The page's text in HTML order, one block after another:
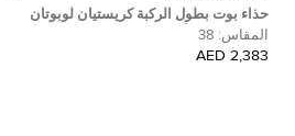
حذاء بوت بطول الركبة كريستيان لوبوتان
فيرما سويدي أسود مقاس 37.5
المقاس: 38
2,383 AED